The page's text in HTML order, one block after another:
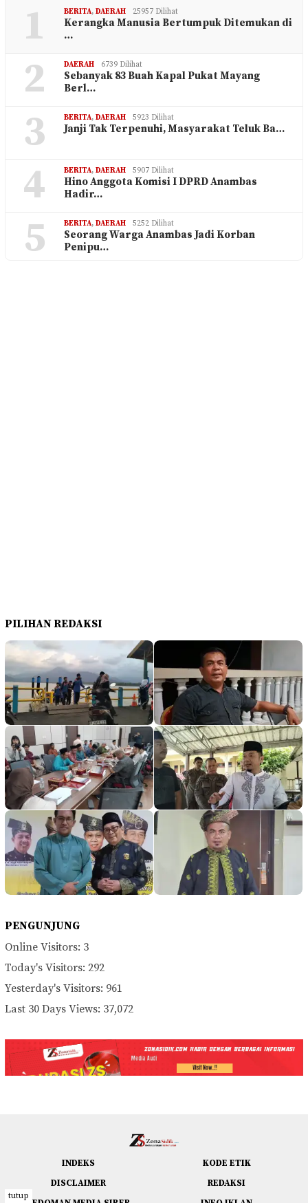
1 BERITA, DAERAH 25957 Dilihat
Kerangka Manusia Bertumpuk Ditemukan di
…
2 DAERAH 6739 Dilihat
Sebanyak 83 Buah Kapal Pukat Mayang
Berl…
3 BERITA, DAERAH 5923 Dilihat
Janji Tak Terpenuhi, Masyarakat Teluk Ba…
4 BERITA, DAERAH 5907 Dilihat
Hino Anggota Komisi I DPRD Anambas
Hadir…
5 BERITA, DAERAH 5252 Dilihat
Seorang Warga Anambas Jadi Korban
Penipu…
PILIHAN REDAKSI
PENGUNJUNG
Online Visitors: 3
Today's Visitors: 292
Yesterday's Visitors: 961
Last 30 Days Views: 37,072
INDEKS
KODE ETIK
DISCLAIMER
REDAKSI
tutup